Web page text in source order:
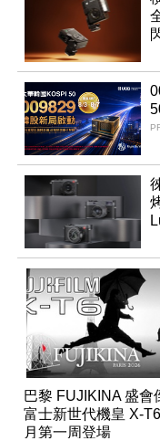
巴黎 FUJIKINA 盛會
富士新世代機皇 X-
月第一周登場